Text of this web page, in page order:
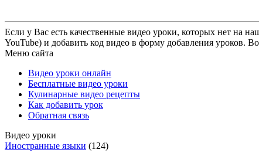
Если у Вас есть качественные видео уроки, которых нет на
YouTube) и добавить код видео в форму добавления уроков.
Меню сайта
Видео уроки онлайн
Бесплатные видео уроки
Кулинарные видео рецепты
Как добавить урок
Обратная связь
Видео уроки
Иностранные языки (124)